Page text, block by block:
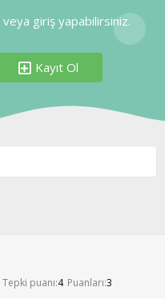
veya giriş yapabilirsiniz.
Kayıt Ol
Tepki puanı 4 Puanları 3